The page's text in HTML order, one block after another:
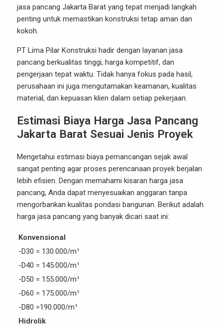
jasa pancang Jakarta Barat yang tepat menjadi langkah
penting untuk memastikan konstruksi tetap aman dan
kokoh.
PT Lima Pilar Konstruksi hadir dengan layanan jasa
pancang berkualitas tinggi, harga kompetitif, dan
pengerjaan tepat waktu. Tidak hanya fokus pada hasil,
perusahaan ini juga mengutamakan keamanan, kualitas
material, dan kepuasan klien dalam setiap pekerjaan.
Estimasi Biaya Harga Jasa Pancang
Jakarta Barat Sesuai Jenis Proyek
Mengetahui estimasi biaya pemancangan sejak awal
sangat penting agar proses perencanaan proyek berjalan
lebih efisien. Dengan memahami kisaran harga jasa
pancang, Anda dapat menyesuaikan anggaran tanpa
mengorbankan kualitas pondasi bangunan. Berikut adalah
harga jasa pancang yang banyak dicari saat ini:
Konvensional
-D30 = 130.000/m¹
-D40 = 145.000/m¹
-D50 = 155.000/m¹
-D60 = 175.000/m¹
-D80 =190.000/m¹
Hidrolik